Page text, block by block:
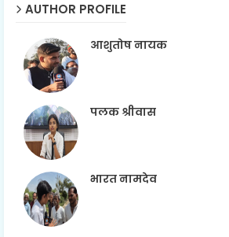
AUTHOR PROFILE
आशुतोष नायक
पलक श्रीवास
भारत नामदेव